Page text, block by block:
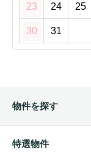
23 24 25
30 31
物件を探す
特選物件